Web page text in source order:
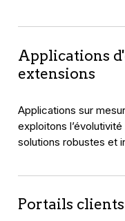
Applications
extensions
Applications sur
exploitons
solutions robustes et
Portails clients